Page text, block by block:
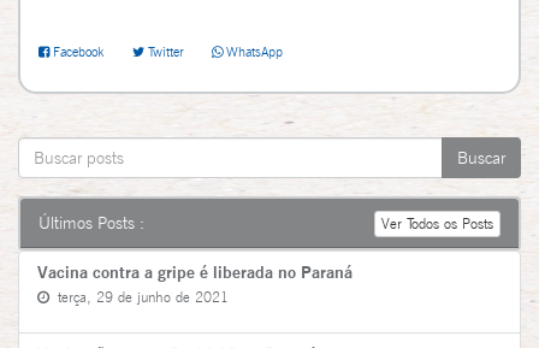
Facebook Twitter WhatsApp
Últimos Posts : Ver Todos os Posts
Vacina contra a gripe é liberada no Paraná
terça, 29 de junho de 2021